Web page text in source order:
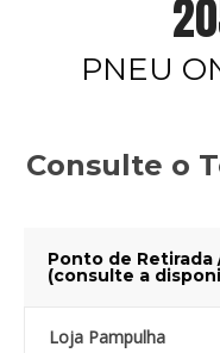
PNEU
Consulte o
Ponto de
(consulte a
Loja Pampulha